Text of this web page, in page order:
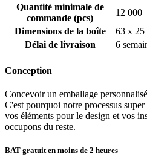
Serviettes
Personnalisables et
prix abordable. Avec des
dépasser votre budget.
personnalité de votre marque et
démarquer.
Nous savons que le temps est
pourquoi nos serviettes sont livrées
Reconstituer vos stocks n’a jamais
Quantité minimale de
commande (pcs)
12 000
Dimensions de la boîte
63 x 25
Délai de livraison
6
Conception
Concevoir un emballage
C'est pourquoi notre processus
vos éléments pour le design et vos
occupons du reste.
BAT gratuit en moins de 2 heures